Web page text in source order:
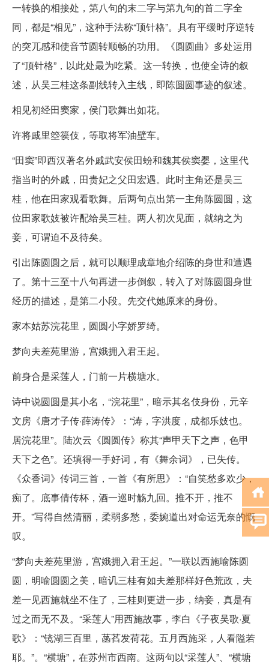
一转换的相接处，第八句的末二字与第九句的首二字全
同，都是“相见”，这种手法称“顶针格”。具有平缓时序逆转
的突兀感和使音节圆转顺畅的功用。《圆圆曲》多处运用
了“顶针格”，以此处最为吃紧。这一转换，也使全诗的叙
述，从吴三桂这条副线转入主线，即陈圆圆事迹的叙述。
相见初经田窦家，侯门歌舞出如花。
许将戚里箜篌伎，等取将军油壁车。
“田窦”即西汉著名外戚武安侯田蚡和魏其侯窦婴，这里代
指当时的外戚，田贵妃之父田宏遇。此时主角还是吴三
桂，他在田家观看歌舞。后两句点出第一主角陈圆圆，这
位田家歌妓被许配给吴三桂。两人初次见面，就纳之为
妾，可谓迫不及待矣。
引出陈圆圆之后，就可以顺理成章地介绍陈的身世和遭遇
了。第十三至十八句再进一步倒叙，转入了对陈圆圆身世
经历的描述，是第二小段。先交代她原来的身份。
家本姑苏浣花里，圆圆小字娇罗绮。
梦向夫差苑里游，宫娥拥入君王起。
前身合是采莲人，门前一片横塘水。
诗中说圆圆是其小名，“浣花里”，暗示其名伎身份，元辛
文房《唐才子传·薛涛传》：“涛，字洪度，成都乐妓也。
居浣花里”。陆次云《圆圆传》称其“声甲天下之声，色甲
天下之色”。还填得一手好词，有《舞余词》，已失传。
《众香词》传词三首，一首《有所思》：“自笑愁多欢少，
痴了。底事倩传杯，酒一巡时觞九回。推不开，推不
开。”写得自然清丽，柔弱多愁，委婉道出对命运无奈的慨
叹。
“梦向夫差苑里游，宫娥拥入君王起。”一联以西施喻陈圆
圆，明喻圆圆之美，暗讥三桂有如夫差那样好色荒政，夫
差一见西施就坐不住了，三桂则更进一步，纳妾，真是有
过之而无不及。“采莲人”用西施故事，李白《子夜吴歌·夏
歌》：“镜湖三百里，菡萏发荷花。五月西施采，人看隘若
耶。”。“横塘”，在苏州市西南。这两句以“采莲人”、“横塘